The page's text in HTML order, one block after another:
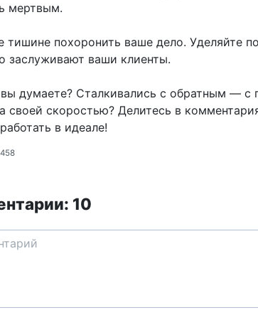
мертвым.
тишине похоронить ваше дело. Уделяйте
заслуживают ваши клиенты.
вы думаете? Сталкивались с обратным — с
своей скоростью? Делитесь в
в идеале!
458
10